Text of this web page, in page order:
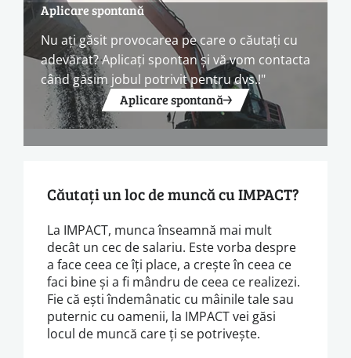
Aplicare spontană
Nu ați găsit provocarea pe care o căutați cu
adevărat? Aplicați spontan și vă vom contacta
când găsim jobul potrivit pentru dvs.!"
Aplicare spontană
Căutați un loc de muncă cu IMPACT?
La IMPACT, munca înseamnă mai mult
decât un cec de salariu. Este vorba despre
a face ceea ce îți place, a crește în ceea ce
faci bine și a fi mândru de ceea ce realizezi.
Fie că ești îndemânatic cu mâinile tale sau
puternic cu oamenii, la IMPACT vei găsi
locul de muncă care ți se potrivește.